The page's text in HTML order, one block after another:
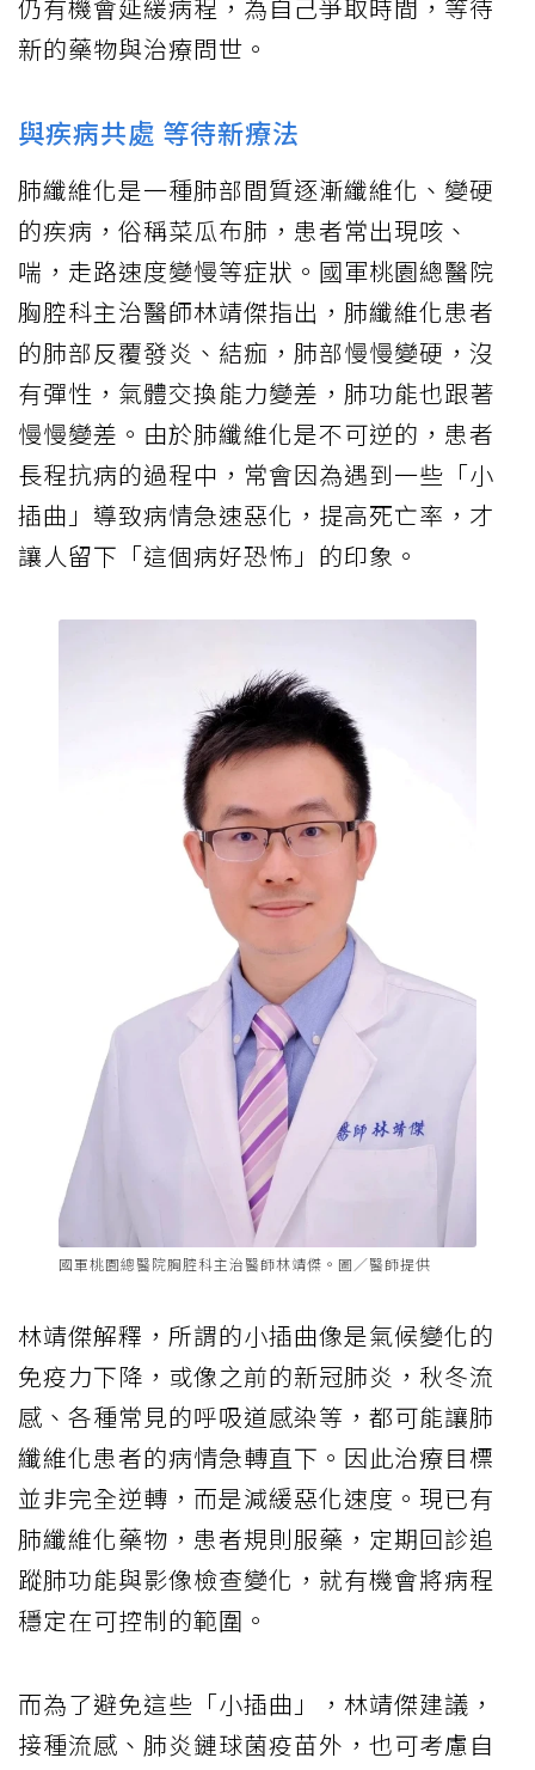
仍有機會延緩病程，為自己爭取時間，等待
新的藥物與治療問世。
與疾病共處 等待新療法
肺纖維化是一種肺部間質逐漸纖維化、變硬
的疾病，俗稱菜瓜布肺，患者常出現咳、
喘，走路速度變慢等症狀。國軍桃園總醫院
胸腔科主治醫師林靖傑指出，肺纖維化患者
的肺部反覆發炎、結痂，肺部慢慢變硬，沒
有彈性，氣體交換能力變差，肺功能也跟著
慢慢變差。由於肺纖維化是不可逆的，患者
長程抗病的過程中，常會因為遇到一些「小
插曲」導致病情急速惡化，提高死亡率，才
讓人留下「這個病好恐怖」的印象。
國軍桃園總醫院胸腔科主治醫師林靖傑。圖／醫師提供
林靖傑解釋，所謂的小插曲像是氣候變化的
免疫力下降，或像之前的新冠肺炎，秋冬流
感、各種常見的呼吸道感染等，都可能讓肺
纖維化患者的病情急轉直下。因此治療目標
並非完全逆轉，而是減緩惡化速度。現已有
肺纖維化藥物，患者規則服藥，定期回診追
蹤肺功能與影像檢查變化，就有機會將病程
穩定在可控制的範圍。
而為了避免這些「小插曲」，林靖傑建議，
接種流感、肺炎鏈球菌疫苗外，也可考慮自